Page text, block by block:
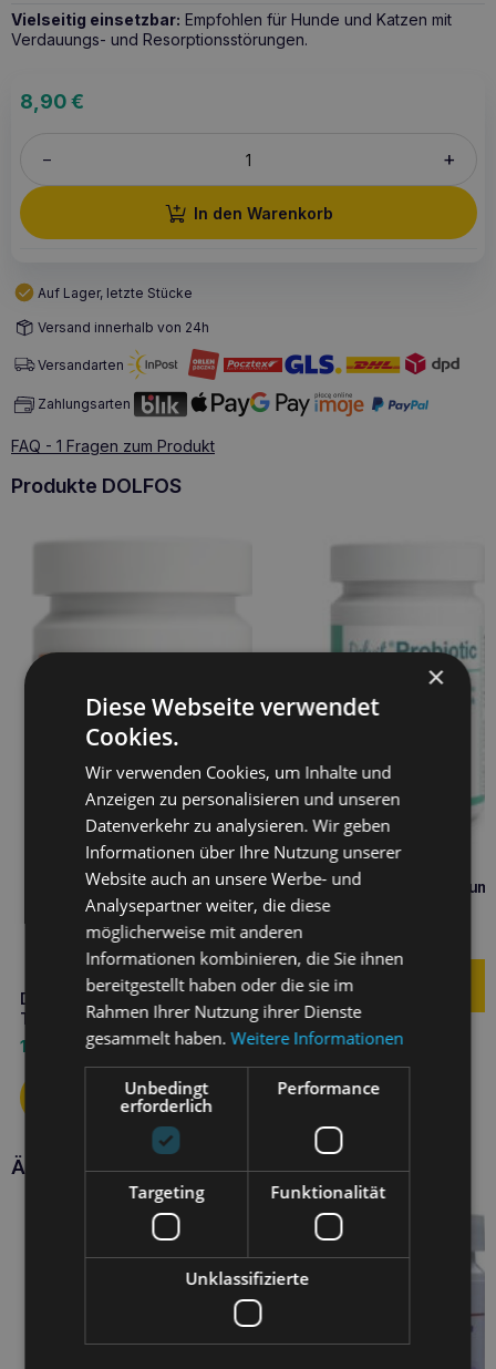
Vielseitig einsetzbar: Empfohlen für Hunde und Katzen mit
Verdauungs- und Resorptionsstörungen.
8,90€
– +
In den Warenkorb
Auf Lager, letzte Stücke
Versand innerhalb von 24h
Versandarten
Zahlungsarten
FAQ - 1 Fragen zum Produkt
Produkte DOLFOS
DOLFOS Dolvit Drüse 60
Tabletten für Hunde
10,90
DOLFOS Dolvit Probiotikum
Tabletten
7,90
Ähnliche Produkte
×
Diese Webseite verwendet
Cookies.
Wir verwenden Cookies, um Inhalte und
Anzeigen zu personalisieren und unseren
Datenverkehr zu analysieren. Wir geben
Informationen über Ihre Nutzung unserer
Website auch an unsere Werbe- und
Analysepartner weiter, die diese
möglicherweise mit anderen
Informationen kombinieren, die Sie ihnen
bereitgestellt haben oder die sie im
Rahmen Ihrer Nutzung ihrer Dienste
gesammelt haben.Weitere Informationen
Unbedingt
erforderlich
Performance
Targeting Funktionalität
Unklassifizierte